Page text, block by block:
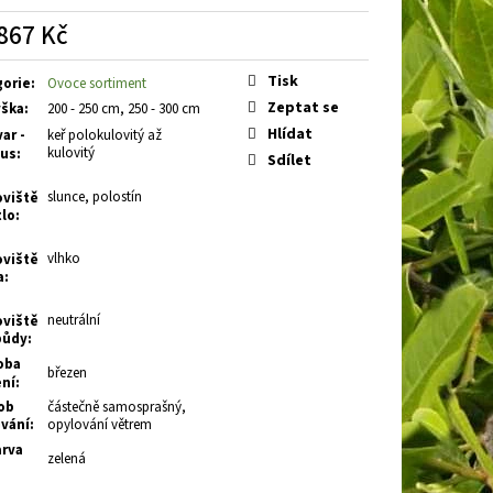
Kč
: Ovoce sortiment
: 200 - 250 cm, 250 - 300 cm
-
:
keř polokulovitý až
kulovitý
:
slunce, polostín
:
vlhko
:
neutrální
:
březen
:
částečně samosprašný,
opylování větrem
zelená
Tisk
Zeptat se
Hlídat
Sdílet